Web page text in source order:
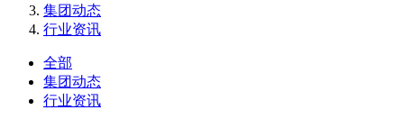
集团动态
行业资讯
全部
集团动态
行业资讯